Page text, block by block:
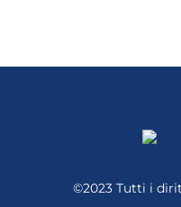
©2023 Tutti i